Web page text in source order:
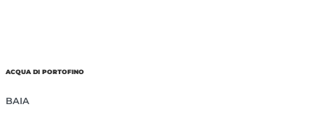
ACQUA DI PORTOFINO
BAIA